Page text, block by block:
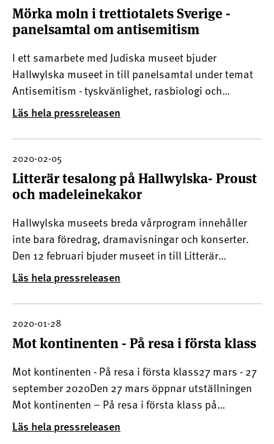
Mörka moln i trettiotalets Sverige -
panelsamtal om antisemitism
I ett samarbete med Judiska museet bjuder
Hallwylska museet in till panelsamtal under temat
Antisemitism - tyskvänlighet, rasbiologi och
informella allianser. Det första samtalet heter
Mörka moln och äger rum den 19 februari på
Hallwylska museet i Stockholm.-I Wilhelmina von
Hallwyls årsanteckningar
Läs hela pressreleasen
2020-02-05
Litterär tesalong på Hallwylska- Proust
och madeleinekakor
Hallwylska museets breda vårprogram innehåller
inte bara föredrag, dramavisningar och konserter.
Den 12 februari bjuder museet in till Litterär
tesalong med Marcel Prousts novell Madame de
Breyves melankoliska sommar under ledning av
Anna Cavallin, doktorand i litteraturvetenskap.
Novellen handlar o
Läs hela pressreleasen
2020-01-28
Mot kontinenten - På resa i första klass
Mot kontinenten - På resa i första klass27 mars - 27
september 2020Den 27 mars öppnar utställningen
Mot kontinenten – På resa i första klass på
Hallwylska museet i Stockholm.Utställningen lyfter
fram resandets utveckling kring sekelskiftet 1900
Läs hela pressreleasen